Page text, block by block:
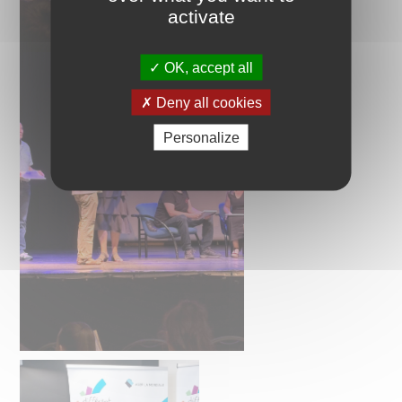
activate
OK, accept all
Deny all cookies
Personalize